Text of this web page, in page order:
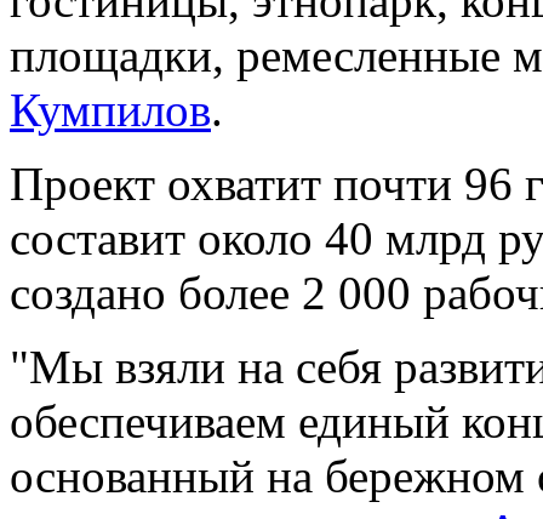
площадки, ремесленные
Кумпилов.
Проект охватит почти 96
составит около 40 млрд
создано более 2 000
"Мы взяли на себя
обеспечиваем единый
основанный на